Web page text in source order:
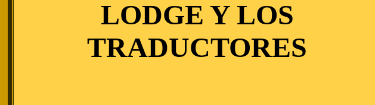
LODGE Y LOS
TRADUCTORES